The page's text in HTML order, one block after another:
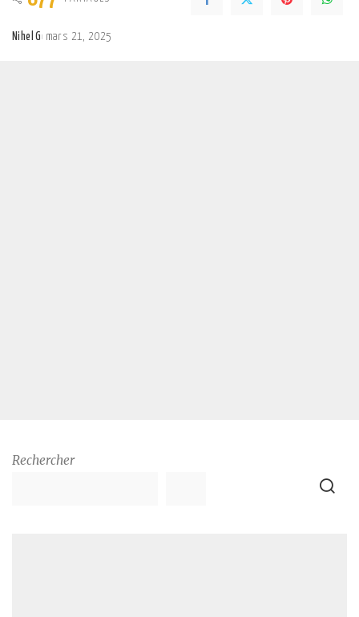
Nihel G mars 21, 2025
Rechercher